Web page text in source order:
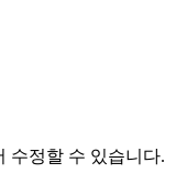
수정할 수 있습니다.